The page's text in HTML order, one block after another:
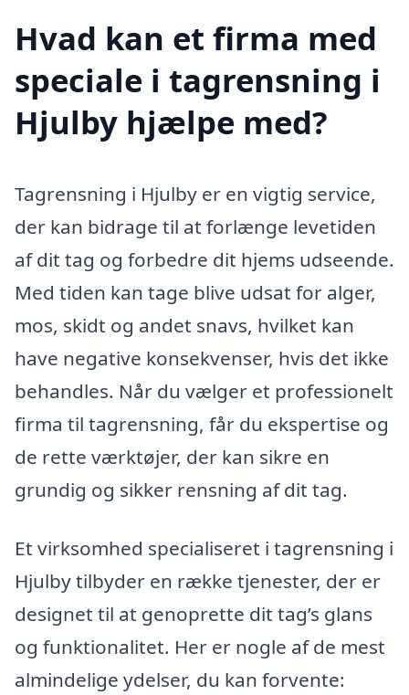
Hvad kan et firma med
speciale i tagrensning i
Hjulby hjælpe med?
Tagrensning i Hjulby er en vigtig service,
der kan bidrage til at forlænge levetiden
af dit tag og forbedre dit hjems udseende.
Med tiden kan tage blive udsat for alger,
mos, skidt og andet snavs, hvilket kan
have negative konsekvenser, hvis det ikke
behandles. Når du vælger et professionelt
firma til tagrensning, får du ekspertise og
de rette værktøjer, der kan sikre en
grundig og sikker rensning af dit tag.
Et virksomhed specialiseret i tagrensning i
Hjulby tilbyder en række tjenester, der er
designet til at genoprette dit tag’s glans
og funktionalitet. Her er nogle af de mest
almindelige ydelser, du kan forvente: